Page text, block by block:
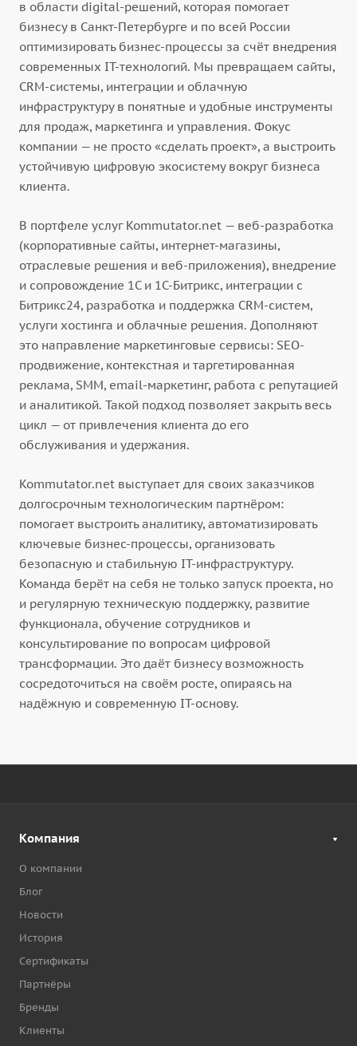
в области digital-решений, которая помогает
бизнесу в Санкт-Петербурге и по всей России
оптимизировать бизнес-процессы за счёт внедрения
современных IT-технологий. Мы превращаем сайты,
CRM-системы, интеграции и облачную
инфраструктуру в понятные и удобные инструменты
для продаж, маркетинга и управления. Фокус
компании — не просто «сделать проект», а выстроить
устойчивую цифровую экосистему вокруг бизнеса
клиента.
В портфеле услуг Kommutator.net — веб-разработка
(корпоративные сайты, интернет-магазины,
отраслевые решения и веб-приложения), внедрение
и сопровождение 1С и 1С-Битрикс, интеграции с
Битрикс24, разработка и поддержка CRM-систем,
услуги хостинга и облачные решения. Дополняют
это направление маркетинговые сервисы: SEO-
продвижение, контекстная и таргетированная
реклама, SMM, email-маркетинг, работа с репутацией
и аналитикой. Такой подход позволяет закрыть весь
цикл — от привлечения клиента до его
обслуживания и удержания.
Kommutator.net выступает для своих заказчиков
долгосрочным технологическим партнёром:
помогает выстроить аналитику, автоматизировать
ключевые бизнес-процессы, организовать
безопасную и стабильную IT-инфраструктуру.
Команда берёт на себя не только запуск проекта, но
и регулярную техническую поддержку, развитие
функционала, обучение сотрудников и
консультирование по вопросам цифровой
трансформации. Это даёт бизнесу возможность
сосредоточиться на своём росте, опираясь на
надёжную и современную IT-основу.
Компания
О компании
Блог
Новости
История
Сертификаты
Партнёры
Бренды
Клиенты